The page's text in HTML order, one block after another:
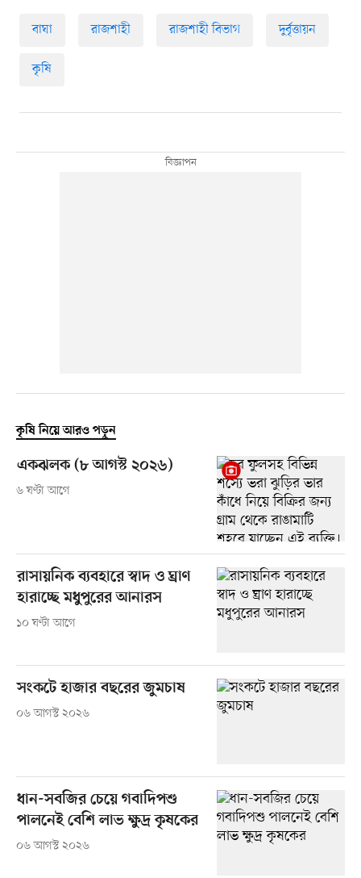
বাঘা রাজশাহী রাজশাহী বিভাগ দুর্বৃত্তায়ন
কৃষি
কৃষি নিয়ে আরও পড়ুন
একঝলক (৮ আগস্ট ২০২৬)
৬ ঘণ্টা আগে
রাসায়নিক ব্যবহারে স্বাদ ও ঘ্রাণ
হারাচ্ছে মধুপুরের আনারস
১০ ঘণ্টা আগে
সংকটে হাজার বছরের জুমচাষ
০৬ আগস্ট ২০২৬
ধান-সবজির চেয়ে গবাদিপশু
পালনেই বেশি লাভ ক্ষুদ্র কৃষকের
০৬ আগস্ট ২০২৬